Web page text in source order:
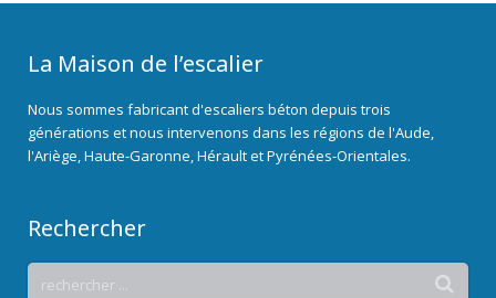
La Maison de l’escalier
Nous sommes fabricant d'escaliers béton depuis trois
générations et nous intervenons dans les régions de l'Aude,
l'Ariège, Haute-Garonne, Hérault et Pyrénées-Orientales.
Rechercher